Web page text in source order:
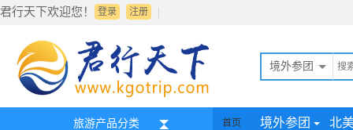
君行天下欢迎您！ 登录 |
注册
境外参团
旅游产品分类 首页 境外参团 北